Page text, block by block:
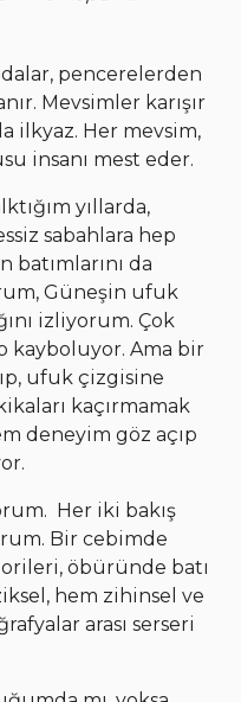
pencerelerden
Mevsimler karışır
ilkyaz. Her mevsim,
insanı mest eder.
yıllarda,
sabahlara hep
da
Güneşin ufuk
izliyorum. Çok
kayboluyor. Ama bir
ufuk çizgisine
kaçırmamak
deneyim göz açıp
Her iki bakış
Bir cebimde
öbüründe batı
hem zihinsel ve
arası serseri